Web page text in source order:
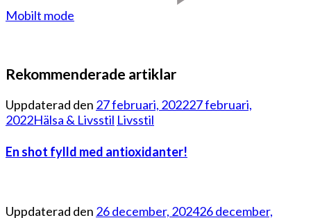
Mobilt mode
Rekommenderade artiklar
Uppdaterad den 27 februari, 202227 februari,
2022Hälsa & Livsstil Livsstil
En shot fylld med antioxidanter!
Uppdaterad den 26 december, 202426 december,